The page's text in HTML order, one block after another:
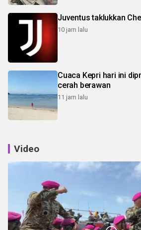
Juventus taklukkan
10 jam lalu
Cuaca Kepri hari ini
cerah berawan
11 jam lalu
Video